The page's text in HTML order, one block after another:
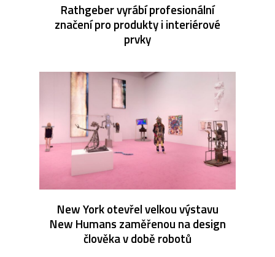
Rathgeber vyrábí profesionální
značení pro produkty i interiérové
prvky
New York otevřel velkou výstavu
New Humans zaměřenou na design
člověka v době robotů